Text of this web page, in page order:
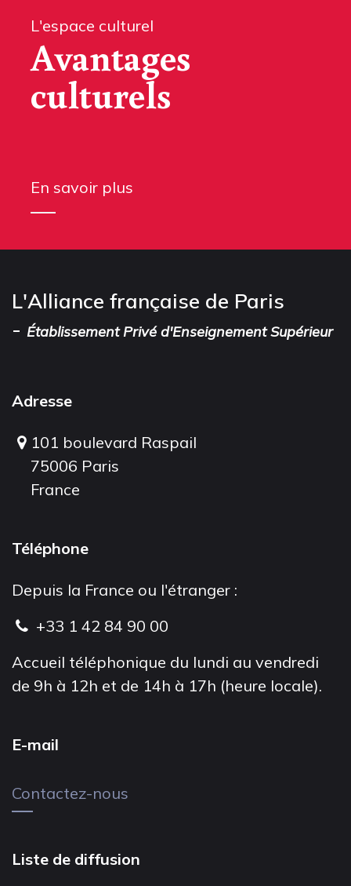
L'espace culturel
Avantages
culturels
En savoir plus
L'Alliance française de Paris
- Établissement Privé d'Enseignement Supérieur
Adresse
101 boulevard Raspail
75006 Paris
France
Téléphone
Depuis la France ou l'étranger :
+33 1 42 84 90 00
Accueil téléphonique du lundi au vendredi
de 9h à 12h et de 14h à 17h (heure locale).
E-mail
Contactez-nous
Liste de diffusion